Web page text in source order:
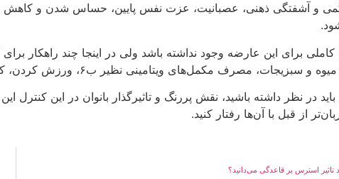
و آشفتگی ذهنی، عصبانیت، عزت نفس پایین، حساس شدن و کاهش
کاملی برای این عارضه وجود نداشته باشد ولی در اینجا چند راهکار
مصرف مکمل‌های ويتامينی نظير ب۶، ورزش کردن، کاهش مصرف شکر صنعتی و غیره.
در نظر داشته باشید، نقش پررنگ و تاثیرگذار بانوان در این
از قبل با آن‌ها رفتار کنید.
تاثیر استرس بر قاعدگی می‌دانید؟